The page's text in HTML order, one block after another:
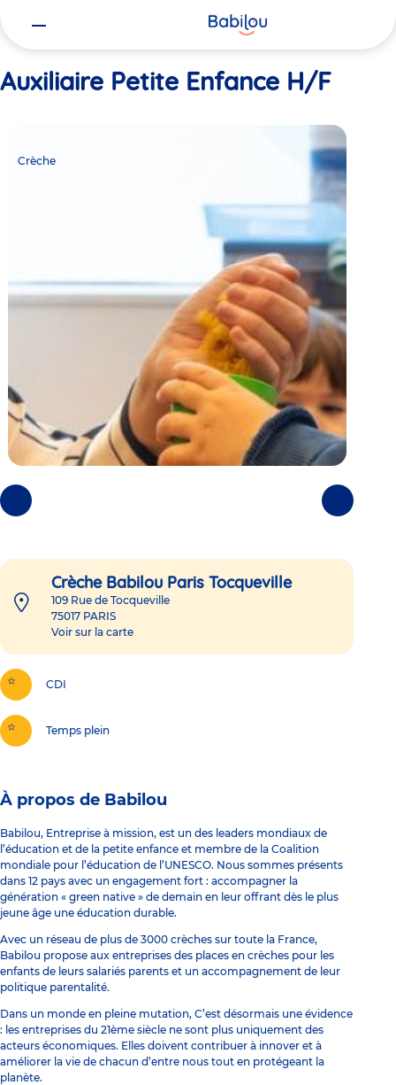
Auxiliaire Petite Enfance H/F
Babilou
Crèche
Photos
précédentes
Photos
suivantes
Crèche Babilou Paris Tocqueville
109 Rue de Tocqueville
75017 PARIS
Voir sur la carte
CDI
Temps plein
À propos de Babilou
Babilou, Entreprise à mission, est un des leaders mondiaux de
l’éducation et de la petite enfance et membre de la Coalition
mondiale pour l’éducation de l’UNESCO. Nous sommes présents
dans 12 pays avec un engagement fort : accompagner la
génération « green native » de demain en leur offrant dès le plus
jeune âge une éducation durable.
Avec un réseau de plus de 3000 crèches sur toute la France,
Babilou propose aux entreprises des places en crèches pour les
enfants de leurs salariés parents et un accompagnement de leur
politique parentalité.
Dans un monde en pleine mutation, C’est désormais une évidence
: les entreprises du 21ème siècle ne sont plus uniquement des
acteurs économiques. Elles doivent contribuer à innover et à
améliorer la vie de chacun d’entre nous tout en protégeant la
planète.